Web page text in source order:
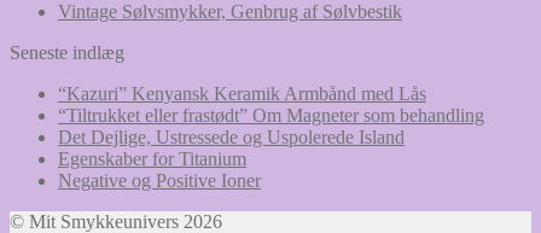
Vintage Sølvsmykker, Genbrug af Sølvbestik
Seneste indlæg
“Kazuri” Kenyansk Keramik Armbånd med Lås
“Tiltrukket eller frastødt” Om Magneter som behandling
Det Dejlige, Ustressede og Uspolerede Island
Egenskaber for Titanium
Negative og Positive Ioner
© Mit Smykkeunivers 2026